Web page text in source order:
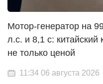
Мотор-генератор на
л.с. и 8,1 с: китайский
не только ценой
11:34 06 августа 2026